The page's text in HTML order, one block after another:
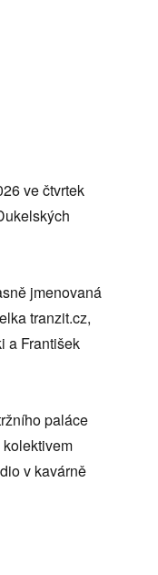
ve čtvrtek
jmenovaná
tranzit.cz,
a František
paláce
v kavárně